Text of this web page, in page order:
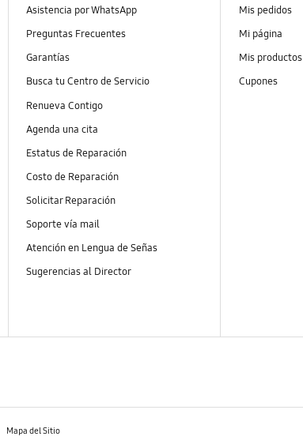
Asistencia por WhatsApp
Preguntas Frecuentes
Garantías
Busca tu Centro de Servicio
Renueva Contigo
Agenda una cita
Estatus de Reparación
Costo de Reparación
Solicitar Reparación
Soporte vía mail
Atención en Lengua de Señas
Sugerencias al Director
Mis pedidos
Mi página
Mis productos
Cupones
Mapa del Sitio